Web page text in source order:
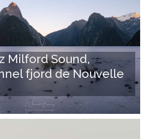
Milford Sound,
fjord de Nouvelle